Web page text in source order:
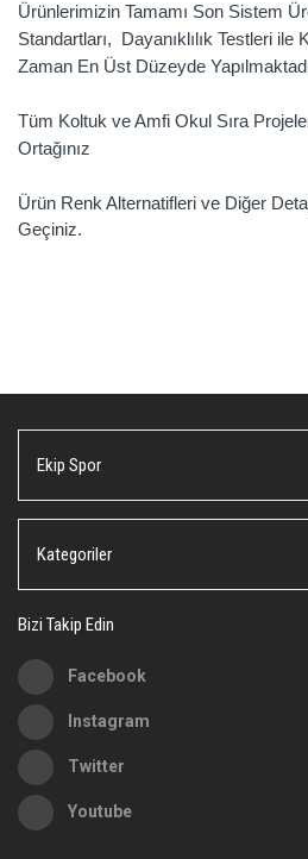
Ürünlerimizin Tamamı Son Sistem
Standartları, Dayanıklılık Testleri ile
Zaman En Üst Düzeyde
Tüm Koltuk ve Amfi Okul Sıra
Ortağınız
Ürün Renk Alternatifleri ve Diğer
Geçiniz.
Ürün resmi kalitesiz, bozuk veya
Ürün açıklamasında eksik bilgiler
Ürün fiyatı diğer sitelerden daha
Bu ürüne benzer farklı alternatifler
Ekip Spor
Kategoriler
Bizi Takip Edin
Facebook
Instagram
Twitter
Youtube